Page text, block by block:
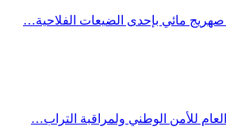
مائي بإحدى الضيعات الفلاحية…
للأمن الوطني ولمراقبة التراب…